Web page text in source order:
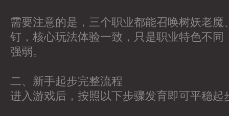
需要注意的是，三个职业都能召唤树妖老魔
钉，核心玩法体验一致，只是职业特色不同
强弱。
二、新手起步完整流程
进入游戏后，按照以下步骤发育即可平稳起